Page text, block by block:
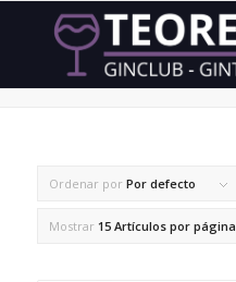
geranio
Ordenar por Por defecto
Mostrar 15 Artículos por página